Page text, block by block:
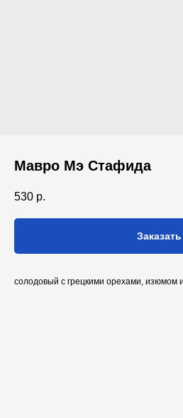
Мавро Мэ Стафида
530 р.
Заказать
солодовый с грецкими орехами, изюмом